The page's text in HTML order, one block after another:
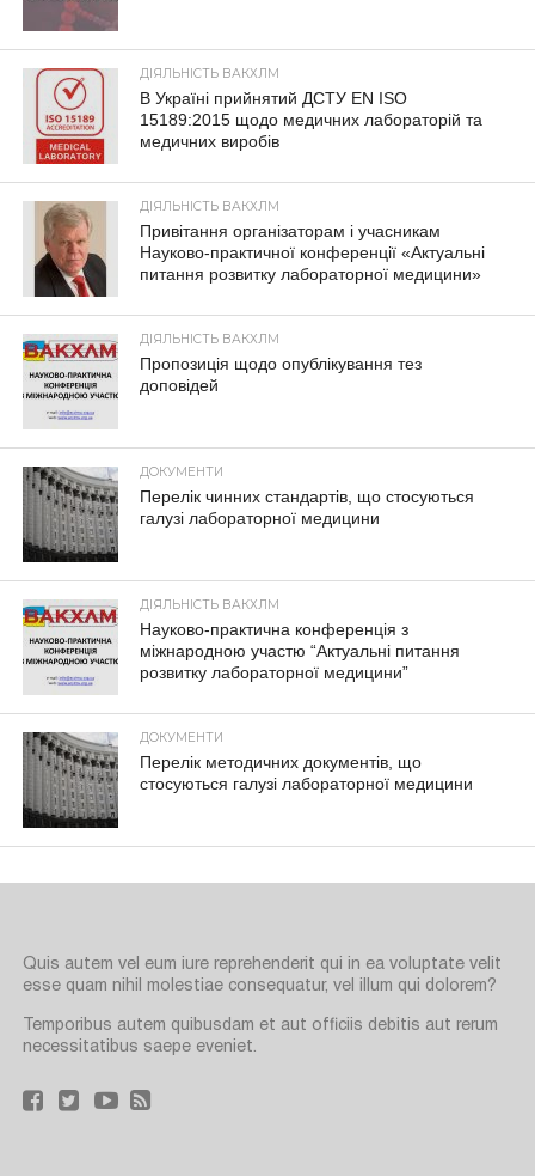
ДІЯЛЬНІСТЬ ВАКХЛМ
В Україні прийнятий ДСТУ EN ISO
15189:2015 щодо медичних лабораторій та
медичних виробів
ДІЯЛЬНІСТЬ ВАКХЛМ
Привітання організаторам і учасникам
Науково-практичної конференції «Актуальні
питання розвитку лабораторної медицини»
ДІЯЛЬНІСТЬ ВАКХЛМ
Пропозиція щодо опублікування тез
доповідей
ДОКУМЕНТИ
Перелік чинних стандартів, що стосуються
галузі лабораторної медицини
ДІЯЛЬНІСТЬ ВАКХЛМ
Науково-практична конференція з
міжнародною участю “Актуальні питання
розвитку лабораторної медицини”
ДОКУМЕНТИ
Перелік методичних документів, що
стосуються галузі лабораторної медицини
Quis autem vel eum iure reprehenderit qui in ea voluptate velit
esse quam nihil molestiae consequatur, vel illum qui dolorem?
Temporibus autem quibusdam et aut officiis debitis aut rerum
necessitatibus saepe eveniet.